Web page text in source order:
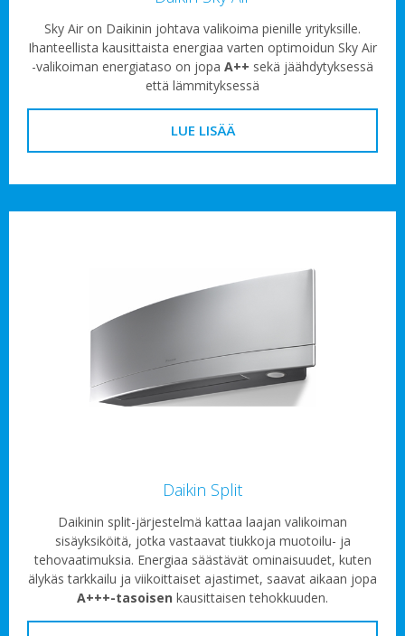
Sky Air on Daikinin johtava valikoima pienille yrityksille.
Ihanteellista kausittaista energiaa varten optimoidun Sky Air
-valikoiman energiataso on jopa A++ sekä jäähdytyksessä
että lämmityksessä
LUE LISÄÄ
Daikin Split
Daikinin split-järjestelmä kattaa laajan valikoiman
sisäyksiköitä, jotka vastaavat tiukkoja muotoilu- ja
tehovaatimuksia. Energiaa säästävät ominaisuudet, kuten
älykäs tarkkailu ja viikoittaiset ajastimet, saavat aikaan jopa
A+++-tasoisen kausittaisen tehokkuuden.